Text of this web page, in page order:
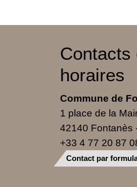
Contacts
horaires
Commune de
1 place de la
42140 Fontanès
+33 4 77 20 87
Contact par